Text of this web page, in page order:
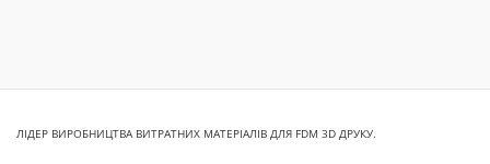
ЛІДЕР ВИРОБНИЦТВА ВИТРАТНИХ МАТЕРІАЛІВ ДЛЯ FDM 3D ДРУКУ.